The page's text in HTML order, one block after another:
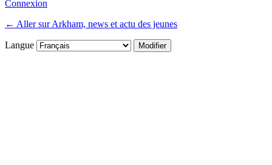
Connexion
← Aller sur Arkham, news et actu des jeunes
Langue